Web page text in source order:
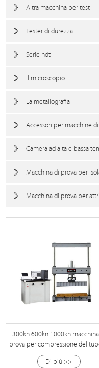
Altra macchina per test
Tester di durezza
Serie ndt
Il microscopio
La metallografia
Accessori per macchine di
Camera ad alta e bassa
Macchina di prova per
Macchina di prova per
300kn 600kn 1000kn
prova per compressione del
calcestruzzo
Di più >>